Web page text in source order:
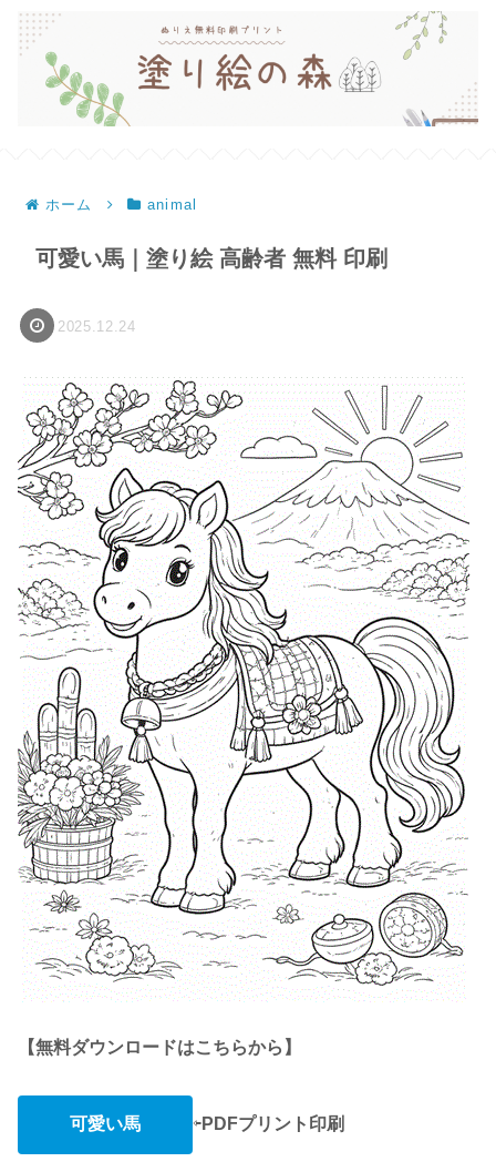
ホーム animal
可愛い馬｜塗り絵 高齢者 無料 印刷
2025.12.24
【無料ダウンロードはこちらから】
可愛い馬 ⇦PDFプリント印刷